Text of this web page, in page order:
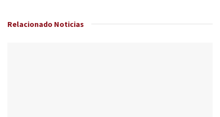
Relacionado Noticias